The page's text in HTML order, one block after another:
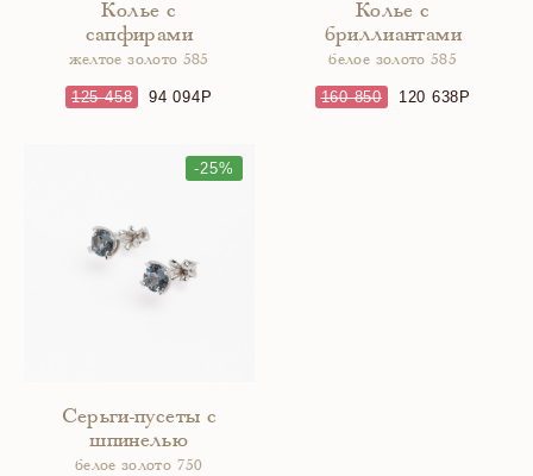
Колье с
сапфирами
желтое золото 585
125 458 94 094
Колье с
бриллиантами
белое золото 585
160 850 120 638
-25%
Серьги-пусеты с
шпинелью
белое золото 750